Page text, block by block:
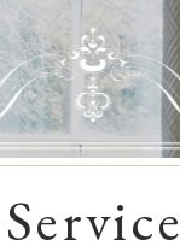
Service